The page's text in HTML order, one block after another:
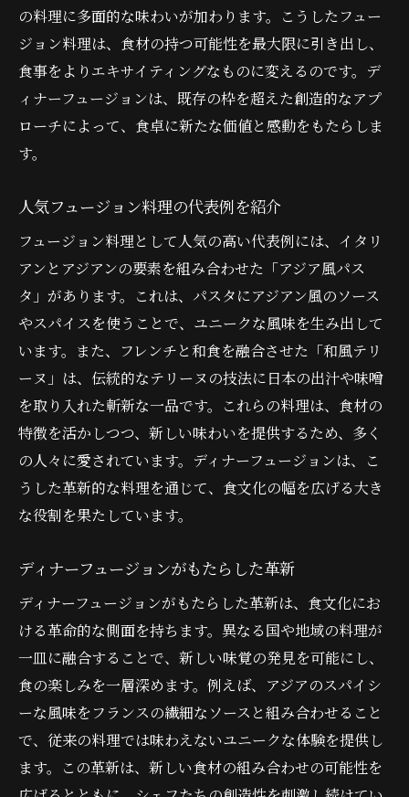
料理人の個性が活きる創作の場
ディナーフュージョンを支えるシェフの技
術
クリエイティブな料理の源泉とは
ディナーフュージョンで体験する新しい味覚の
多様な味のハーモニーを楽しむ
未知の味覚への挑戦とその楽しみ方
フュージョンで生まれる新しい味覚表現
料理が誘う味覚の旅路
ディナーフュージョンで発見する食材の新たな
可能性
食材の可能性を広げるフュージョンの力
知られざる食材を新たに引き出す方法
地域の特産品が持つ新たな魅力
フュージョン料理が生む食材の新しい可能
性
ディナーフュージョンが食卓に彩る新しい味わ
い
フュージョン料理で生まれる食卓の変化
の料理に多面的な味わいが加わります。こうしたフュー
ジョン料理は、食材の持つ可能性を最大限に引き出し、
食事をよりエキサイティングなものに変えるのです。デ
ィナーフュージョンは、既存の枠を超えた創造的なアプ
ローチによって、食卓に新たな価値と感動をもたらしま
す。
人気フュージョン料理の代表例を紹介
フュージョン料理として人気の高い代表例には、イタリ
アンとアジアンの要素を組み合わせた「アジア風パス
タ」があります。これは、パスタにアジアン風のソース
やスパイスを使うことで、ユニークな風味を生み出して
います。また、フレンチと和食を融合させた「和風テリ
ーヌ」は、伝統的なテリーヌの技法に日本の出汁や味噌
を取り入れた斬新な一品です。これらの料理は、食材の
特徴を活かしつつ、新しい味わいを提供するため、多く
の人々に愛されています。ディナーフュージョンは、こ
うした革新的な料理を通じて、食文化の幅を広げる大き
な役割を果たしています。
ディナーフュージョンがもたらした革新
ディナーフュージョンがもたらした革新は、食文化にお
ける革命的な側面を持ちます。異なる国や地域の料理が
一皿に融合することで、新しい味覚の発見を可能にし、
食の楽しみを一層深めます。例えば、アジアのスパイシ
ーな風味をフランスの繊細なソースと組み合わせること
で、従来の料理では味わえないユニークな体験を提供し
ます。この革新は、新しい食材の組み合わせの可能性を